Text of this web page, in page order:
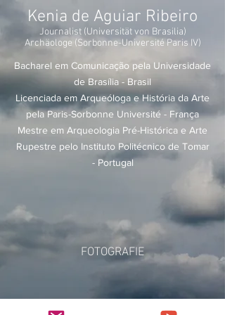
Kenia de Aguiar Ribeiro
Journalist (Universität von Brasilia)
Archäologe (Sorbonne-Université Paris IV)
Bacharel em Comunicação pela Universidade
de Brasília - Brasil
Licenciada em Arqueóloga e História da Arte
pela Paris-Sorbonne Université - França
Mestre em Arqueologia Pré-Histórica e Arte
Rupestre pelo Instituto Politécnico de Tomar
- Portugal
FOTOGRAFIE